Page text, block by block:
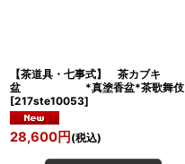
【茶道具・七事式】 茶カブキ
盆 *真塗香盆*茶歌舞伎
[217ste10053]
28,600円 (税込)